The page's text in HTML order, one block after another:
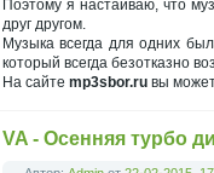
Поэтому я настаиваю, что
друг другом.
Музыка всегда для одних
который всегда безотказно
На сайте mp3sbor.ru вы
VA - Осенняя турбо